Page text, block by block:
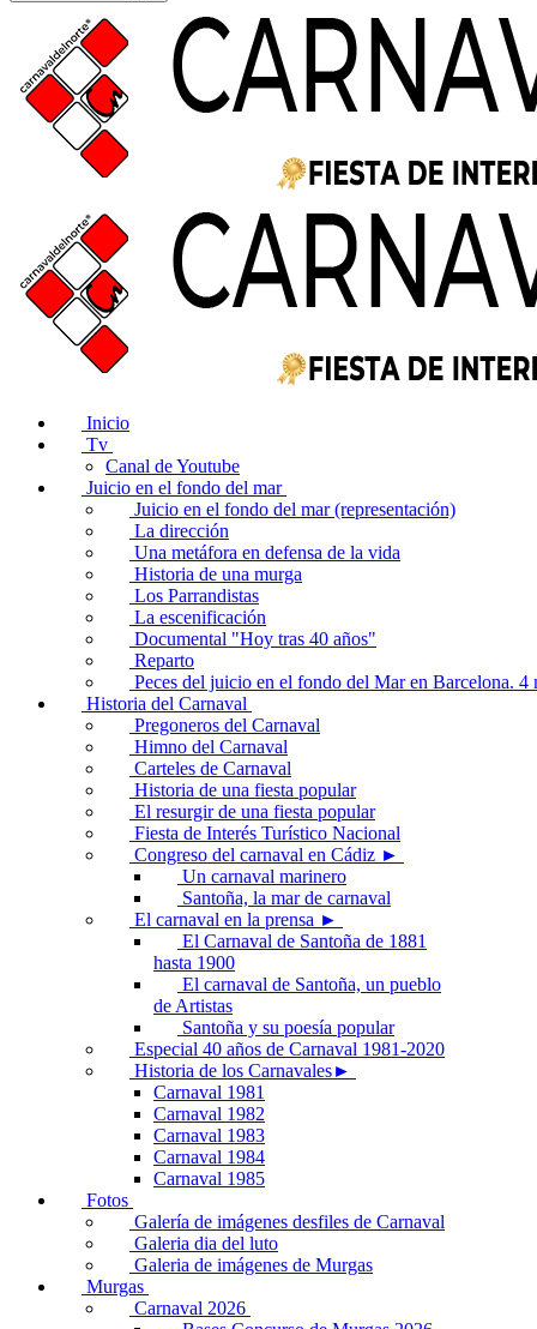
Inicio
Tv
Canal de Youtube
Juicio en el fondo del mar
Juicio en el fondo del mar (representación)
La dirección
Una metáfora en defensa de la vida
Historia de una murga
Los Parrandistas
La escenificación
Documental "Hoy tras 40 años"
Reparto
Peces del juicio en el fondo del Mar en Barcelona. 4
Historia del Carnaval
Pregoneros del Carnaval
Himno del Carnaval
Carteles de Carnaval
Historia de una fiesta popular
El resurgir de una fiesta popular
Fiesta de Interés Turístico Nacional
Congreso del carnaval en Cádiz ►
Un carnaval marinero
Santoña, la mar de carnaval
El carnaval en la prensa ►
El Carnaval de Santoña de 1881
hasta 1900
El carnaval de Santoña, un pueblo
de Artistas
Santoña y su poesía popular
Especial 40 años de Carnaval 1981-2020
Historia de los Carnavales►
Carnaval 1981
Carnaval 1982
Carnaval 1983
Carnaval 1984
Carnaval 1985
Fotos
Galería de imágenes desfiles de Carnaval
Galeria dia del luto
Galeria de imágenes de Murgas
Murgas
Carnaval 2026